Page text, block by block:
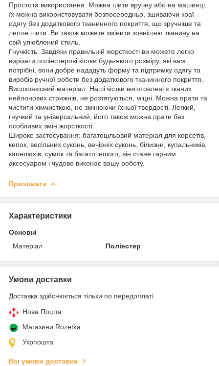
Простота використання: Можна шити вручну або на машинці,
їх можна використовувати безпосередньо, зшиваючи краї
одягу без додаткового тканинного покриття, що зручніше та
легше шити. Ви також можете змінити зовнішню тканину на
свій улюблений стиль.
Гнучкість: Завдяки правильній жорсткості ви можете легко
вирізати поліестерові кістки будь-якого розміру, які вам
потрібні, вони добре нададуть форму та підтримку одягу та
виробів ручної роботи без додаткового тканинного покриття.
Високоякісний матеріал: Наші кістки виготовлені з тканих
нейлонових стрижнів, не розтягуються, міцні. Можна прати та
чистити хімчисткою, не змінюючи їхньої твердості. Легкий,
гнучкий та універсальний, його також можна прати без
особливих змін жорсткості.
Широке застосування: багатоцільовий матеріал для корсетів,
кепок, весільних суконь, вечірніх суконь, білизни, купальників,
капелюхів, сумок та багато іншого, він стане гарним
аксесуаром і чудово виконає вашу роботу.
Приховати
Характеристики
Основні
Матеріал
Поліестер
Умови доставки
Доставка здійснюється тільки по передоплаті.
Нова Пошта
Магазини Rozetka
Укрпошта
Всі умови доставки